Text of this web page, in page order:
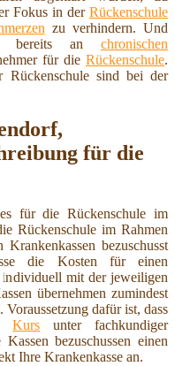
Fokus in der Rückenschule
zu verhindern. Und
bereits an chronischen
für die Rückenschule.
Rückenschule sind bei der
für die
für die Rückenschule im
Rückenschule im Rahmen
bezuschusst
die Kosten für einen
individuell mit der jeweiligen
übernehmen zumindest
dafür ist, dass
Kurs unter fachkundiger
bezuschussen einen
Ihre Krankenkasse an.